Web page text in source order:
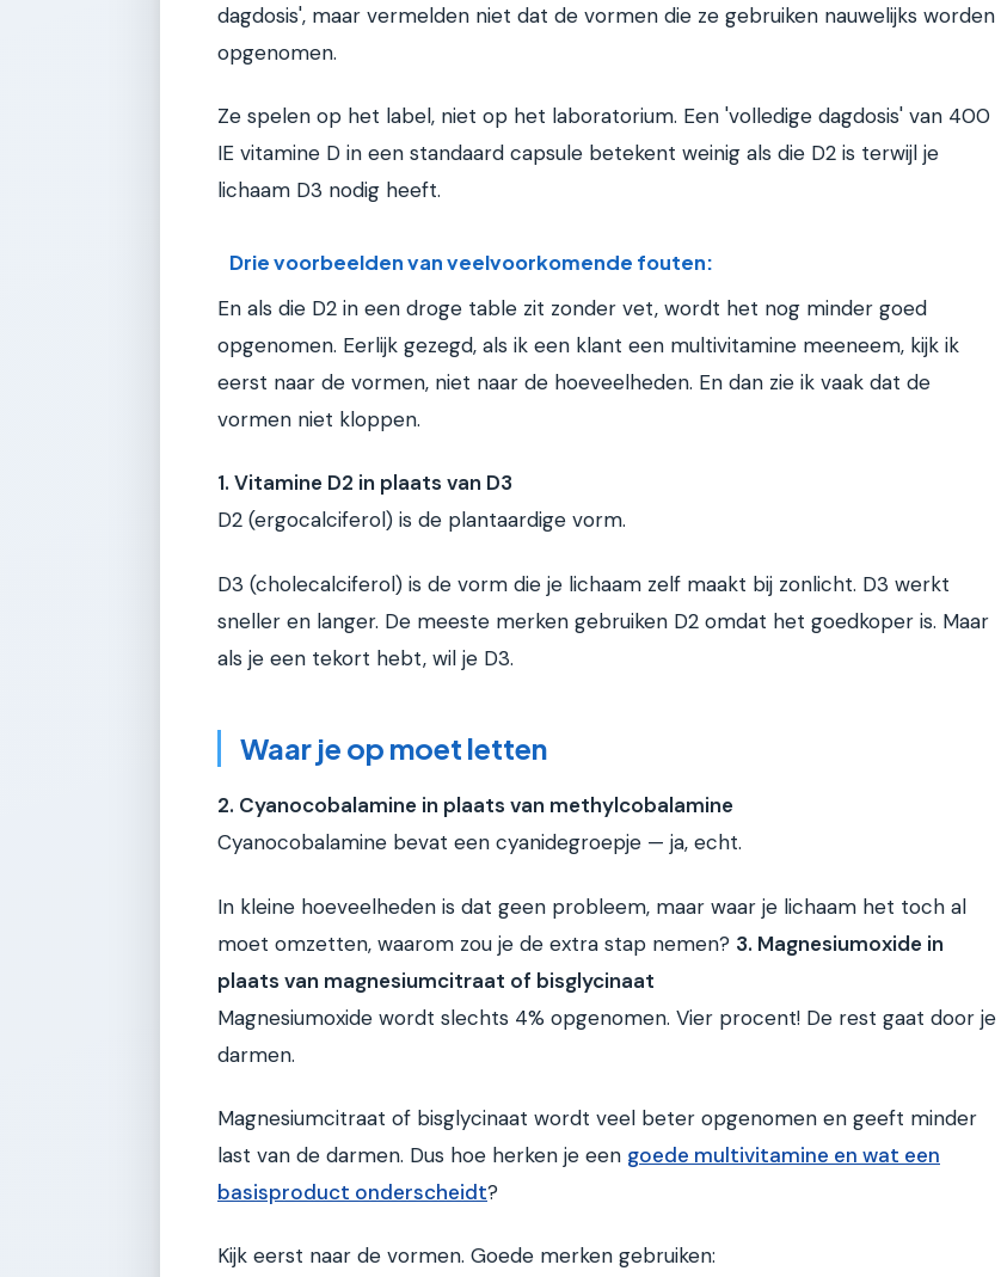
dagdosis', maar vermelden niet dat de vormen die ze gebruiken nauwelijks worden
opgenomen.
Ze spelen op het label, niet op het laboratorium. Een 'volledige dagdosis' van 400
IE vitamine D in een standaard capsule betekent weinig als die D2 is terwijl je
lichaam D3 nodig heeft.
Drie voorbeelden van veelvoorkomende fouten:
En als die D2 in een droge table zit zonder vet, wordt het nog minder goed
opgenomen. Eerlijk gezegd, als ik een klant een multivitamine meeneem, kijk ik
eerst naar de vormen, niet naar de hoeveelheden. En dan zie ik vaak dat de
vormen niet kloppen.
1. Vitamine D2 in plaats van D3
D2 (ergocalciferol) is de plantaardige vorm.
D3 (cholecalciferol) is de vorm die je lichaam zelf maakt bij zonlicht. D3 werkt
sneller en langer. De meeste merken gebruiken D2 omdat het goedkoper is. Maar
als je een tekort hebt, wil je D3.
Waar je op moet letten
2. Cyanocobalamine in plaats van methylcobalamine
Cyanocobalamine bevat een cyanidegroepje — ja, echt.
In kleine hoeveelheden is dat geen probleem, maar waar je lichaam het toch al
moet omzetten, waarom zou je de extra stap nemen? 3. Magnesiumoxide in
plaats van magnesiumcitraat of bisglycinaat
Magnesiumoxide wordt slechts 4% opgenomen. Vier procent! De rest gaat door je
darmen.
Magnesiumcitraat of bisglycinaat wordt veel beter opgenomen en geeft minder
last van de darmen. Dus hoe herken je een goede multivitamine en wat een
basisproduct onderscheidt?
Kijk eerst naar de vormen. Goede merken gebruiken: